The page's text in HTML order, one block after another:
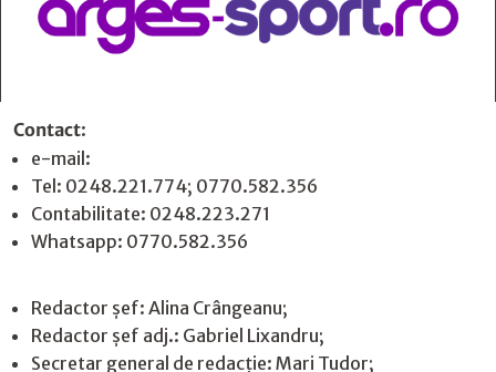
Contact:
e-mail:
Tel: 0248.221.774; 0770.582.356
Contabilitate: 0248.223.271
Whatsapp: 0770.582.356
Redactor șef: Alina Crângeanu;
Redactor șef adj.: Gabriel Lixandru;
Secretar general de redacție: Mari Tudor;